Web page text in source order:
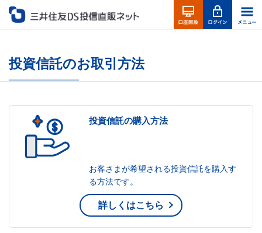
投資信託のお取引方法
投資信託の購入方法
お客さまが希望される投資信託を購入す
る方法です。
詳しくはこちら